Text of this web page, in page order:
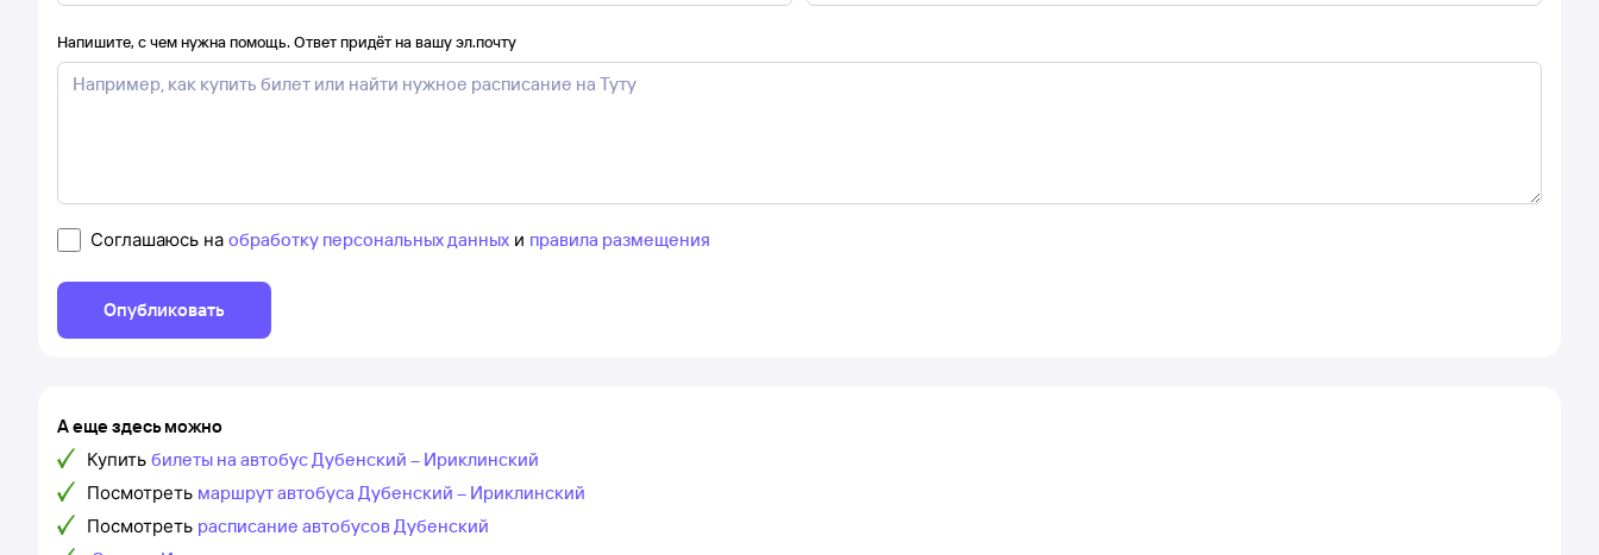
Напишите, с чем нужна помощь. Ответ придёт на вашу эл.почту
Соглашаюсь на обработку персональных данных и правила размещения
Опубликовать
А еще здесь можно
Купить билеты на автобус Дубенский – Ириклинский
Посмотреть маршрут автобуса Дубенский – Ириклинский
Посмотреть расписание автобусов Дубенский